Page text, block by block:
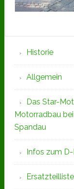
Historie
Allgemein
Das Star-
Motorradbau
Spandau
Infos zum